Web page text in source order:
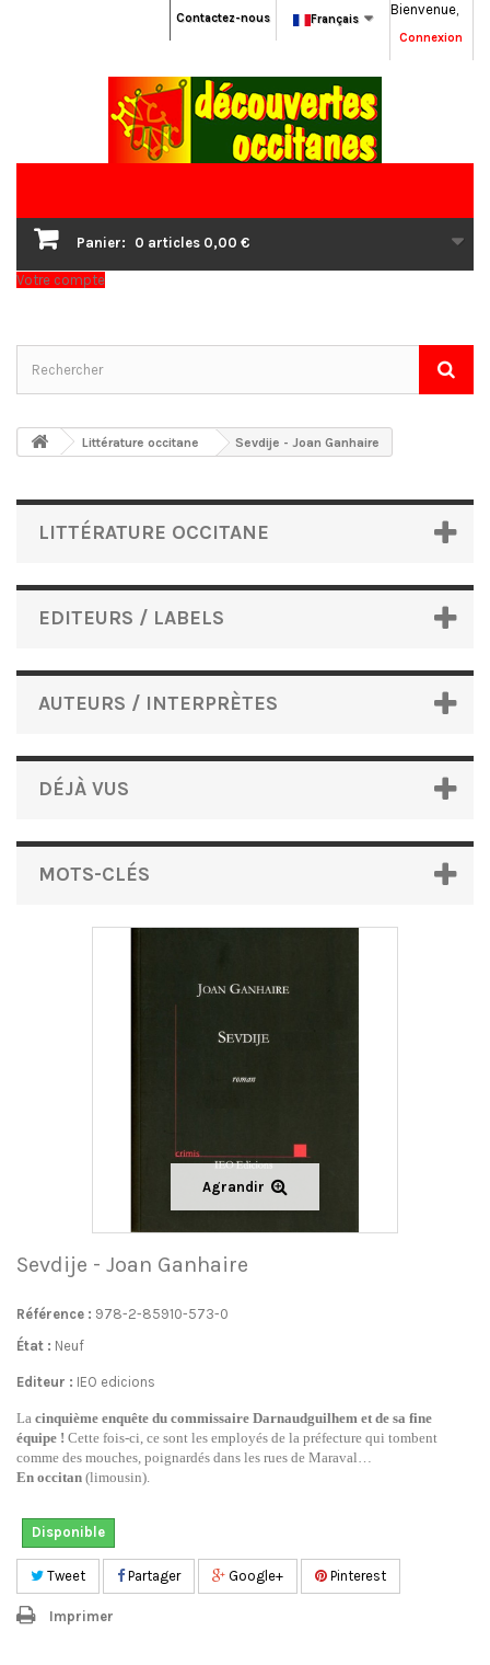
Bienvenue,
Connexion
Français
Contactez-nous
Panier: 0 articles 0,00 €
Votre compte
Littérature occitane Sevdije - Joan Ganhaire
LITTÉRATURE OCCITANE
EDITEURS / LABELS
AUTEURS / INTERPRÈTES
DÉJÀ VUS
MOTS-CLÉS
Agrandir
Sevdije - Joan Ganhaire
Référence : 978-2-85910-573-0
État : Neuf
Editeur : IEO edicions
La cinquième enquête du commissaire Darnaudguilhem et de sa fine
équipe ! Cette fois-ci, ce sont les employés de la préfecture qui tombent
comme des mouches, poignardés dans les rues de Maraval…
En occitan (limousin).
Disponible
Tweet Partager Google+ Pinterest
Imprimer